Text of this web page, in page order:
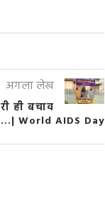
अगला लेख
ही बचाव
World AIDS Day